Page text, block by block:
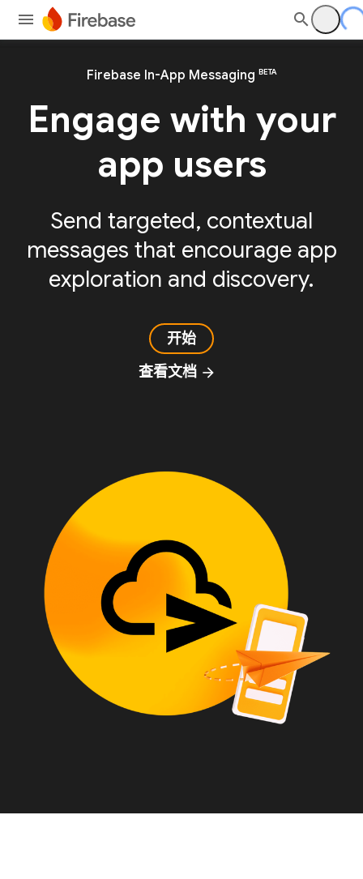
Firebase In-App Messaging BETA
Engage with your
app users
Send targeted, contextual
messages that encourage app
exploration and discovery.
开始
查看文档 arrow_forward